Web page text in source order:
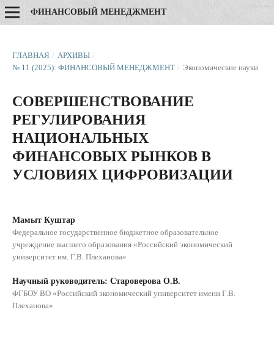
ФИНАНСОВЫЙ МЕНЕДЖМЕНТ
ГЛАВНАЯ / АРХИВЫ /
№ 11 (2025): ФИНАНСОВЫЙ МЕНЕДЖМЕНТ / Экономические науки
СОВЕРШЕНСТВОВАНИЕ
РЕГУЛИРОВАНИЯ
НАЦИОНАЛЬНЫХ
ФИНАНСОВЫХ РЫНКОВ В
УСЛОВИЯХ ЦИФРОВИЗАЦИИ
Мамыт Куштар
Федеральное государственное бюджетное образовательное
учреждение высшего образования «Российский экономический
университет им. Г.В. Плеханова»
Научный руководитель: Староверова О.В.
ФГБОУ ВО «Российский экономический университет имени Г.В.
Плеханова»